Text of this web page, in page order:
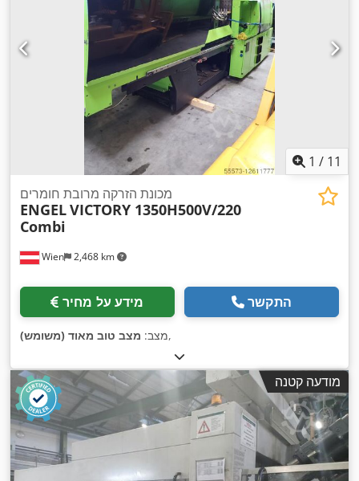
1 / 11
Wien 2,468 km
מכונת הזרקה מרובת חומרים
ENGELVICTORY 1350H500V/220
Combi
מידע על מחיר התקשר
מצב: מצב טוב מאוד (משומש) ,
מודעה קטנה